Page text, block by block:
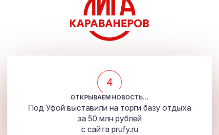
4
ОТКРЫВАЕМ НОВОСТЬ...
Под Уфой выставили на торги базу отдыха
за 50 млн рублей
с сайта prufy.ru